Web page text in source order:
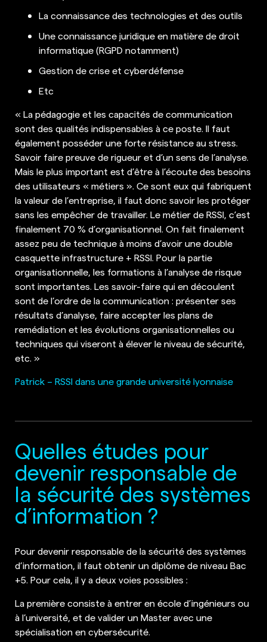
La connaissance des technologies et des outils
Une connaissance juridique en matière de droit
informatique (RGPD notamment)
Gestion de crise et cyberdéfense
Etc
« La pédagogie et les capacités de communication
sont des qualités indispensables à ce poste. Il faut
également posséder une forte résistance au stress.
Savoir faire preuve de rigueur et d’un sens de l’analyse.
Mais le plus important est d’être à l’écoute des besoins
des utilisateurs « métiers ». Ce sont eux qui fabriquent
la valeur de l’entreprise, il faut donc savoir les protéger
sans les empêcher de travailler. Le métier de RSSI, c’est
finalement 70 % d’organisationnel. On fait finalement
assez peu de technique à moins d’avoir une double
casquette infrastructure + RSSI. Pour la partie
organisationnelle, les formations à l’analyse de risque
sont importantes. Les savoir-faire qui en découlent
sont de l’ordre de la communication : présenter ses
résultats d’analyse, faire accepter les plans de
remédiation et les évolutions organisationnelles ou
techniques qui viseront à élever le niveau de sécurité,
etc. »
Patrick – RSSI dans une grande université lyonnaise
Quelles études pour
devenir responsable de
la sécurité des systèmes
d’information ?
Pour devenir responsable de la sécurité des systèmes
d’information, il faut obtenir un diplôme de niveau Bac
+5. Pour cela, il y a deux voies possibles :
La première consiste à entrer en école d’ingénieurs ou
à l’université, et de valider un Master avec une
spécialisation en cybersécurité.